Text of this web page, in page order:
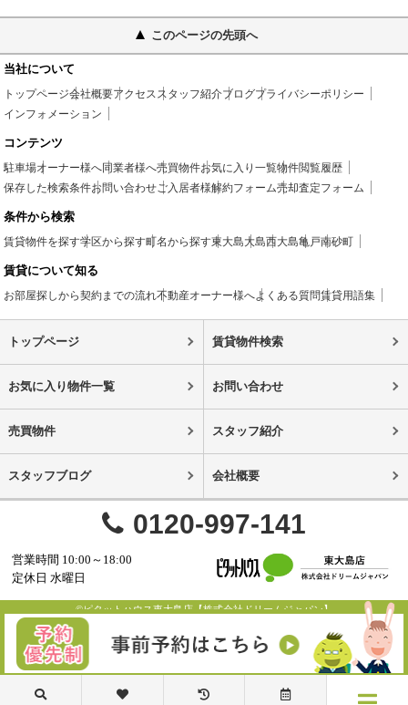
このページの先頭へ
当社について
トップページ会社概要アクセス スタッフ紹介ブログプライバシーポリシー
インフォメーション
コンテンツ
駐車場オーナー様へ同業者様へ売買物件お気に入り一覧物件閲覧履歴
保存した検索条件お問い合わせご入居者様解約フォーム売却査定フォーム
条件から検索
賃貸物件を探す学区から探す町名から探す東大島大島西大島亀戸南砂町
賃貸について知る
お部屋探しから契約までの流れ不動産オーナー様へよくある質問賃貸用語集
トップページ 賃貸物件検索
お気に入り物件一覧 お問い合わせ
売買物件 スタッフ紹介
スタッフブログ 会社概要
0120-997-141
営業時間 10:00～18:00
定休日 水曜日
©ピタットハウス東大島店【株式会社ドリームジャパン】